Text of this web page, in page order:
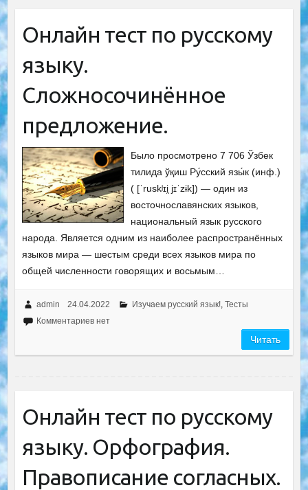
Онлайн тест по русскому
языку.
Сложносочинённое
предложение.
Было просмотрено 7 706 Ўзбек
тилида ўқиш Ру́сский язы́к (инф.)
( [ˈruskʲɪi̯ jɪˈzɨk]) — один из
восточнославянских языков,
национальный язык русского
народа. Является одним из наиболее распространённых
языков мира — шестым среди всех языков мира по
общей численности говорящих и восьмым…
admin 24.04.2022 Изучаем русский язык!, Тесты
Комментариев нет
Читать
Онлайн тест по русскому
языку. Орфография.
Правописание согласных.